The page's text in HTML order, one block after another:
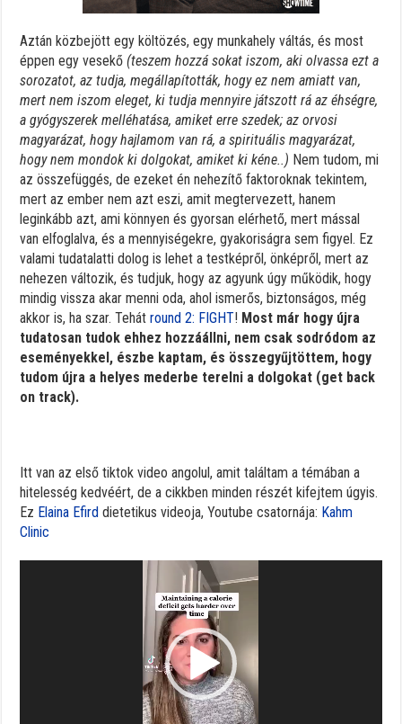
Aztán közbejött egy költözés, egy munkahely váltás, és most
éppen egy vesekő(teszem hozzá sokat iszom, aki olvassa ezt a
sorozatot, az tudja, megállapították, hogy ez nem amiatt van,
mert nem iszom eleget, ki tudja mennyire játszott rá az éhségre,
a gyógyszerek melléhatása, amiket erre szedek; az orvosi
magyarázat, hogy hajlamom van rá, a spirituális magyarázat,
hogy nem mondok ki dolgokat, amiket ki kéne..) Nem tudom, mi
az összefüggés, de ezeket én nehezítő faktoroknak tekintem,
mert az ember nem azt eszi, amit megtervezett, hanem
leginkább azt, ami könnyen és gyorsan elérhető, mert mással
van elfoglalva, és a mennyiségekre, gyakoriságra sem figyel. Ez
valami tudatalatti dolog is lehet a testképről, önképről, mert az
nehezen változik, és tudjuk, hogy az agyunk úgy működik, hogy
mindig vissza akar menni oda, ahol ismerős, biztonságos, még
akkor is, ha szar. Tehát round 2: FIGHT! Most már hogy újra
tudatosan tudok ehhez hozzáállni, nem csak sodródom az
eseményekkel, észbe kaptam, és összegyűjtöttem, hogy
tudom újra a helyes mederbe terelni a dolgokat (get back
on track).
Itt van az első tiktok video angolul, amit találtam a témában a
hitelesség kedvéért, de a cikkben minden részét kifejtem úgyis.
Ez Elaina Efird dietetikus videoja, Youtube csatornája: Kahm
Clinic